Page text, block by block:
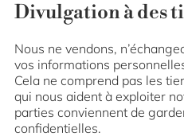
Divulgation à des
Nous ne vendons,
vos informations
Cela ne comprend pas les
qui nous aident à exploiter
parties conviennent de
confidentielles.